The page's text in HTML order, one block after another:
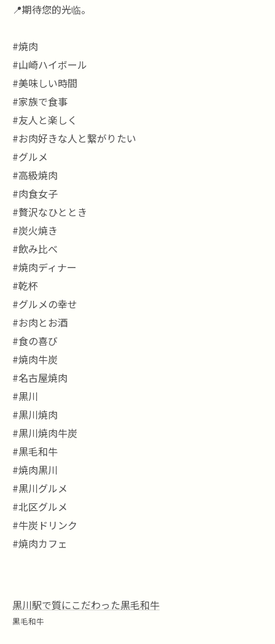
📍期待您的光临。
#焼肉
#山崎ハイボール
#美味しい時間
#家族で食事
#友人と楽しく
#お肉好きな人と繋がりたい
#グルメ
#高級焼肉
#肉食女子
#贅沢なひととき
#炭火焼き
#飲み比べ
#焼肉ディナー
#乾杯
#グルメの幸せ
#お肉とお酒
#食の喜び
#焼肉牛炭
#名古屋焼肉
#黒川
#黒川焼肉
#黒川焼肉牛炭
#黒毛和牛
#焼肉黒川
#黒川グルメ
#北区グルメ
#牛炭ドリンク
#焼肉カフェ
黒川駅で質にこだわった黒毛和牛
黒毛和牛